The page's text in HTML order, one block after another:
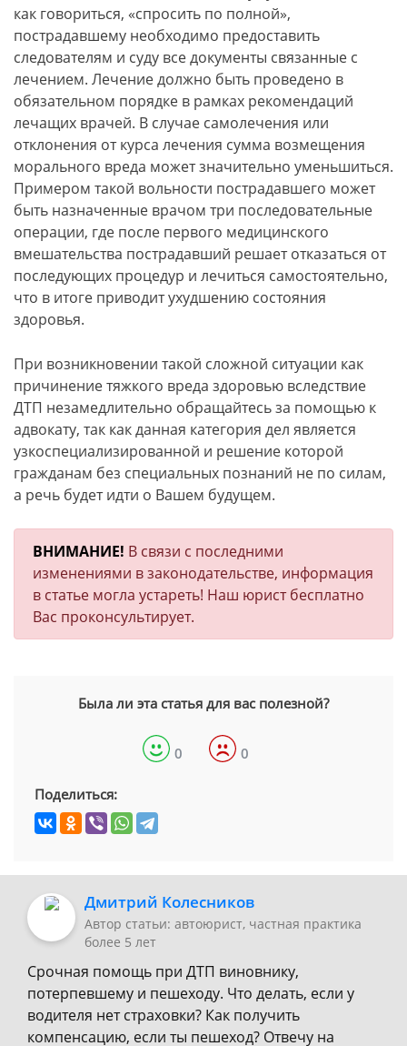
как говориться, «спросить по полной»,
пострадавшему необходимо предоставить
следователям и суду все документы связанные с
лечением. Лечение должно быть проведено в
обязательном порядке в рамках рекомендаций
лечащих врачей. В случае самолечения или
отклонения от курса лечения сумма возмещения
морального вреда может значительно уменьшиться.
Примером такой вольности пострадавшего может
быть назначенные врачом три последовательные
операции, где после первого медицинского
вмешательства пострадавший решает отказаться от
последующих процедур и лечиться самостоятельно,
что в итоге приводит ухудшению состояния
здоровья.
При возникновении такой сложной ситуации как
причинение тяжкого вреда здоровью вследствие
ДТП незамедлительно обращайтесь за помощью к
адвокату, так как данная категория дел является
узкоспециализированной и решение которой
гражданам без специальных познаний не по силам,
а речь будет идти о Вашем будущем.
ВНИМАНИЕ! В связи с последними
изменениями в законодательстве, информация
в статье могла устареть! Наш юрист бесплатно
Вас проконсультирует.
Была ли эта статья для вас полезной?
0 0
Поделиться:
Дмитрий Колесников
Автор статьи: автоюрист, частная практика
более 5 лет
Срочная помощь при ДТП виновнику,
потерпевшему и пешеходу. Что делать, если у
водителя нет страховки? Как получить
компенсацию, если ты пешеход? Отвечу на